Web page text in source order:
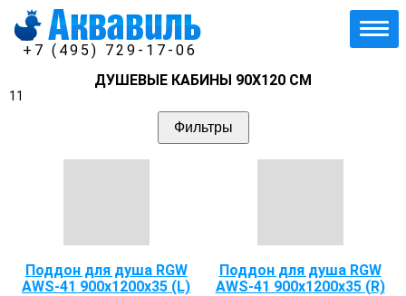
+7 (495) 729-17-06
ДУШЕВЫЕ КАБИНЫ 90Х120 СМ
11
Фильтры
Поддон для душа RGW
AWS-41 900х1200х35 (L)
Поддон для душа RGW
AWS-41 900х1200х35 (R)